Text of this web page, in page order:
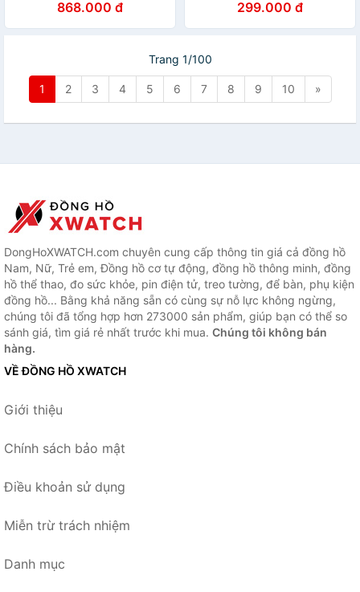
868.000 đ 299.000 đ
Trang 1/100
1 2 3 4 5 6 7 8 9 10 »
DongHoXWATCH.com chuyên cung cấp thông tin giá cả đồng hồ
Nam, Nữ, Trẻ em, Đồng hồ cơ tự động, đồng hồ thông minh, đồng
hồ thể thao, đo sức khỏe, pin điện tử, treo tường, để bàn, phụ kiện
đồng hồ... Bằng khả năng sẵn có cùng sự nỗ lực không ngừng,
chúng tôi đã tổng hợp hơn 273000 sản phẩm, giúp bạn có thể so
sánh giá, tìm giá rẻ nhất trước khi mua. Chúng tôi không bán
hàng.
VỀ ĐỒNG HỒ XWATCH
Giới thiệu
Chính sách bảo mật
Điều khoản sử dụng
Miễn trừ trách nhiệm
Danh mục